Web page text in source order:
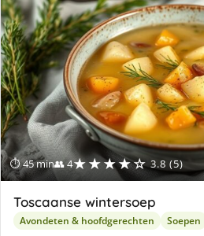
⏱ 45 min👥 4★★★★☆ 3.8 (5)
Toscaanse wintersoep
Avondeten & hoofdgerechten Soepen